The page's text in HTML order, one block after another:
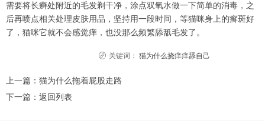
需要将长癣处附近的毛发剃干净，涂点双氧水做一下简单的消毒，之
后再喷点相关处理皮肤用品，坚持用一段时间，等猫咪身上的癣斑好
了，猫咪它就不会感觉痒，也没那么频繁舔舐毛发了。
关键词： 猫为什么挠痒痒舔自己
上一篇： 猫为什么拖着屁股走路
下一篇： 返回列表